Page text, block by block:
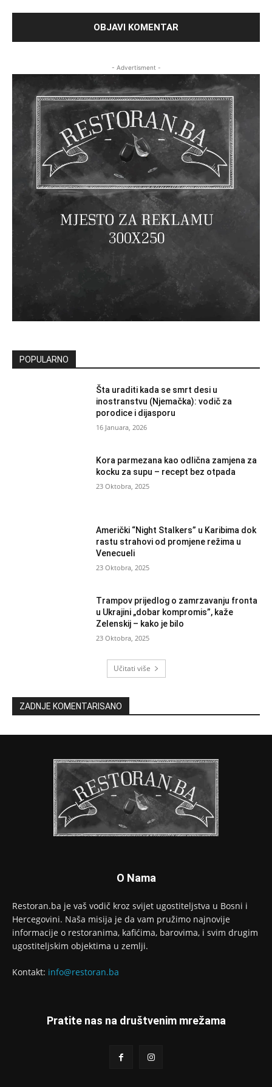
- Advertisment -
POPULARNO
Šta uraditi kada se smrt desi u
inostranstvu (Njemačka): vodič za
porodice i dijasporu
16 Januara, 2026
Kora parmezana kao odlična zamjena za
kocku za supu – recept bez otpada
23 Oktobra, 2025
Američki “Night Stalkers” u Karibima dok
rastu strahovi od promjene režima u
Venecueli
23 Oktobra, 2025
Trampov prijedlog o zamrzavanju fronta
u Ukrajini „dobar kompromis”, kaže
Zelenskij – kako je bilo
23 Oktobra, 2025
Učitati više
ZADNJE KOMENTARISANO
O Nama
Restoran.ba je vaš vodič kroz svijet ugostiteljstva u Bosni i
Hercegovini. Naša misija je da vam pružimo najnovije
informacije o restoranima, kafićima, barovima, i svim drugim
ugostiteljskim objektima u zemlji.
Kontakt: info@restoran.ba
Pratite nas na društvenim mrežama